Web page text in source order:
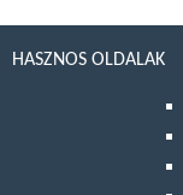
HASZNOS OLDALAK